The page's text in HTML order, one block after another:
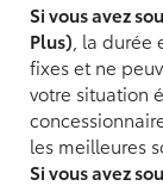
Si vous avez
Plus) , la
fixes et ne
votre situation
les meilleures
Si vous avez